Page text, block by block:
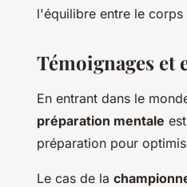
l'équilibre entre le
Témoignages et
En entrant dans le
préparation mentale
préparation pour
Le cas de la